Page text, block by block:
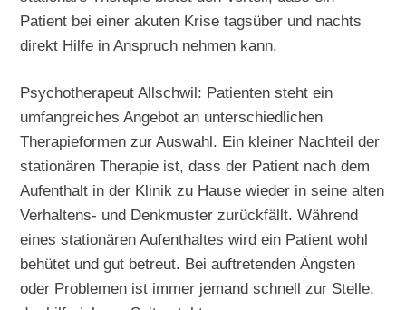
Patient bei einer akuten Krise tagsüber und nachts
direkt Hilfe in Anspruch nehmen kann.
Psychotherapeut Allschwil: Patienten steht ein
umfangreiches Angebot an unterschiedlichen
Therapieformen zur Auswahl. Ein kleiner Nachteil der
stationären Therapie ist, dass der Patient nach dem
Aufenthalt in der Klinik zu Hause wieder in seine alten
Verhaltens- und Denkmuster zurückfällt. Während
eines stationären Aufenthaltes wird ein Patient wohl
behütet und gut betreut. Bei auftretenden Ängsten
oder Problemen ist immer jemand schnell zur Stelle,